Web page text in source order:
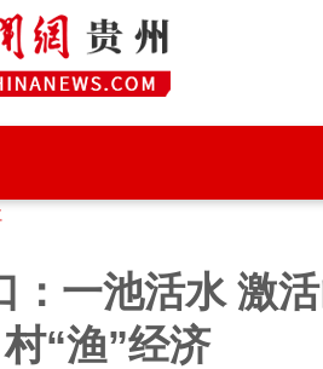
：一池活水 激
村“渔”经济